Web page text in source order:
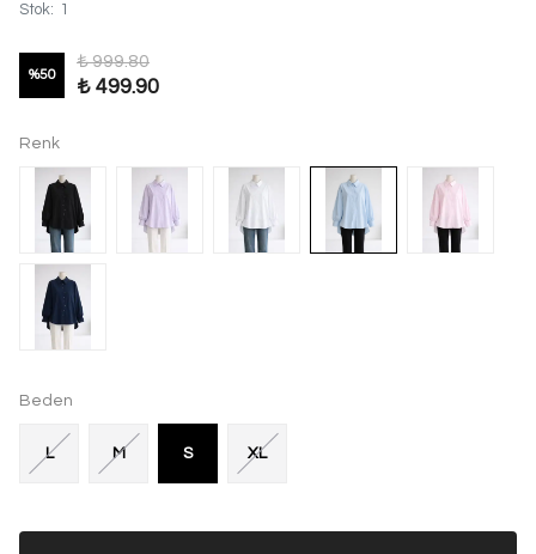
Stok: 1
%50
₺ 999.80
₺ 499.90
Renk
Beden
L M S XL